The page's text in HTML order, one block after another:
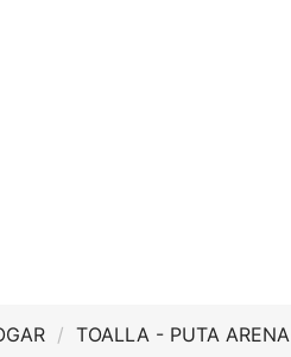
TOALLA - PUTA ARENA